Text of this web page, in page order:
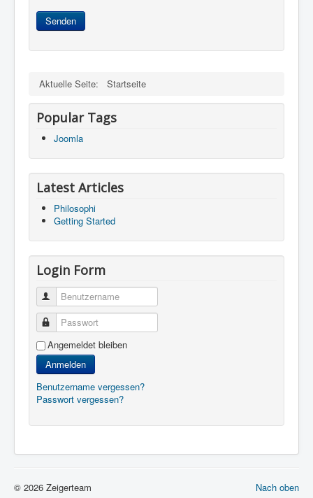
Senden
Aktuelle Seite: Startseite
Popular Tags
Joomla
Latest Articles
Philosophi
Getting Started
Login Form
Benutzername
Passwort
Angemeldet bleiben
Anmelden
Benutzername vergessen?
Passwort vergessen?
Nach oben
© 2026 Zeigerteam